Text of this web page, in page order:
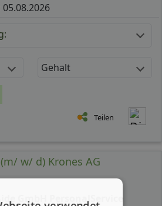
Gehalt
Teilen
w/ d) Krones AG
Aide GmbH PersonalService